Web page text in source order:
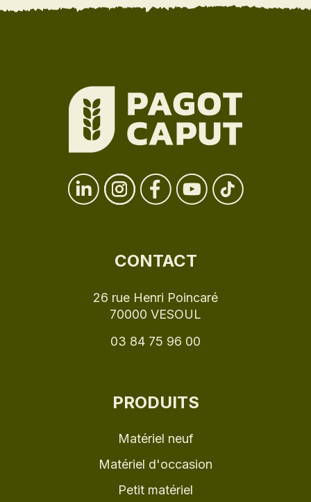
CONTACT
26 rue Henri Poincaré
70000 VESOUL
03 84 75 96 00
PRODUITS
Matériel neuf
Matériel d'occasion
Petit matériel